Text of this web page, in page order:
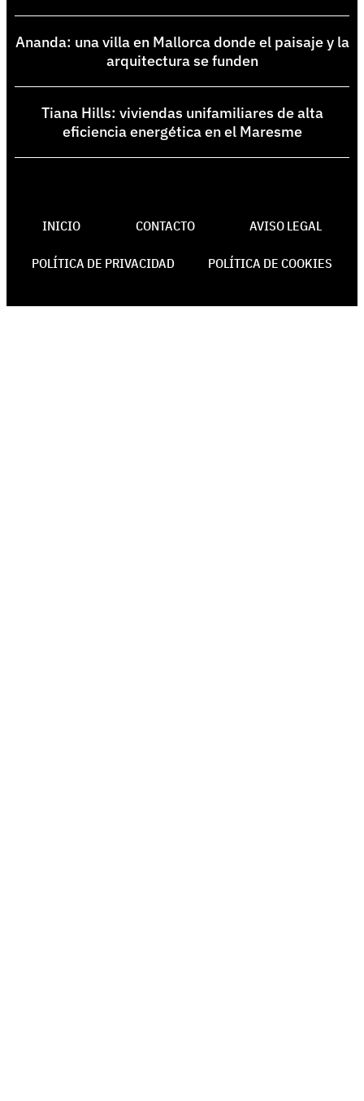
Ananda: una villa en Mallorca donde el paisaje y la
arquitectura se funden
Tiana Hills: viviendas unifamiliares de alta
eficiencia energética en el Maresme
INICIO CONTACTO AVISO LEGAL
POLÍTICA DE PRIVACIDAD POLÍTICA DE COOKIES